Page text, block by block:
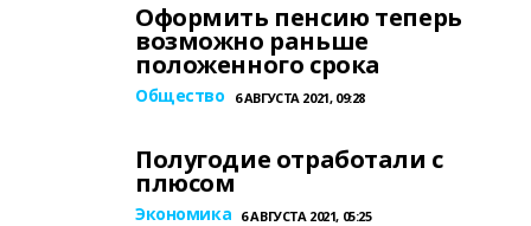
Оформить пенсию теперь
возможно раньше
положенного срока
Общество 6 АВГУСТА 2021, 09:28
Полугодие отработали с
плюсом
Экономика 6 АВГУСТА 2021, 05:25